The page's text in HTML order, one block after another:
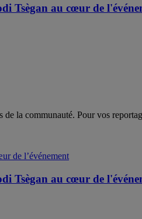
Tsègan au cœur de
la communauté. Pour vos
Tsègan au cœur de